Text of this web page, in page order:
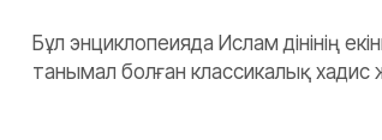
Бұл энциклопеияда Ислам дінінің
танымал болған классикалық